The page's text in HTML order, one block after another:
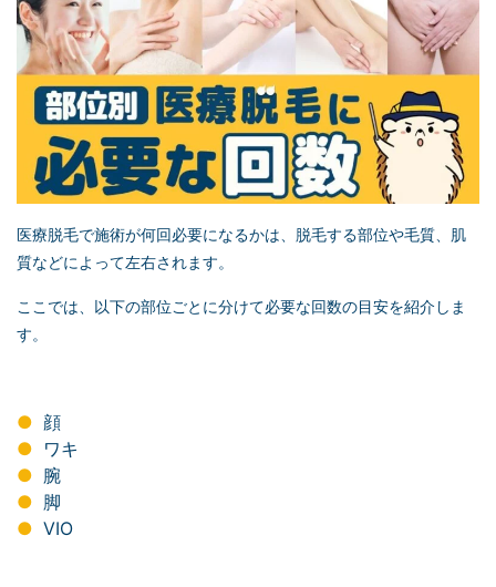
医療脱毛で施術が何回必要になるかは、脱毛する部位や毛質、肌
質などによって左右されます。
ここでは、以下の部位ごとに分けて必要な回数の目安を紹介しま
す。
顔
ワキ
腕
脚
VIO